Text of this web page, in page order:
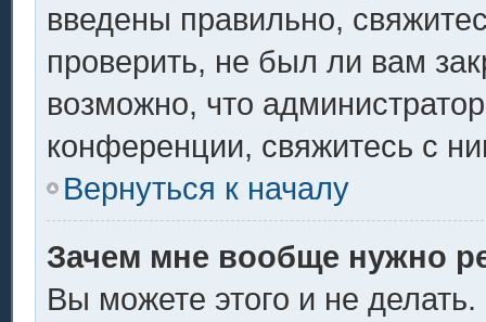
введены правильно,
проверить, не был ли вам
возможно, что
конференции, свяжитесь с
Вернуться к началу
Зачем мне вообще нужно
Вы можете этого и не делать.